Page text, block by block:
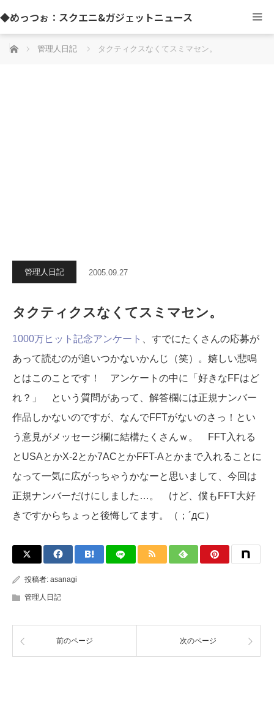
◆めっつぉ：スクエニ&ガジェットニュース
ホーム 管理人日記 タクティクスなくてスミマセン。
管理人日記 2005.09.27
タクティクスなくてスミマセン。
1000万ヒット記念アンケート
、すでにたくさんの応募が
あって読むのが追いつかないかんじ（笑）。嬉しい悲鳴
とはこのことです！ アンケートの中に「好きなFFはど
れ？」 という質問があって、解答欄には正規ナンバー
作品しかないのですが、なんでFFTがないのさっ！とい
う意見がメッセージ欄に結構たくさんｗ。 FFT入れる
とUSAとかX-2とか7ACとかFFT-Aとかまで入れることに
なって一気に広がっちゃうかなーと思いまして、今回は
正規ナンバーだけにしました…。 けど、僕もFFT大好
きですからちょっと後悔してます。（；´д⊂）
投稿者: asanagi
管理人日記
前のページ 次のページ